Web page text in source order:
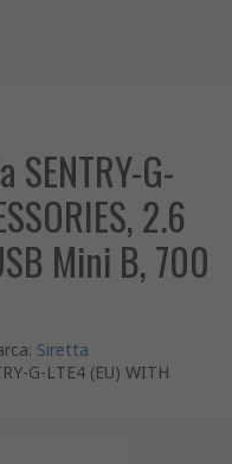
G-
2.6
Mini B, 700
: Siretta
G-LTE4 (EU) WITH